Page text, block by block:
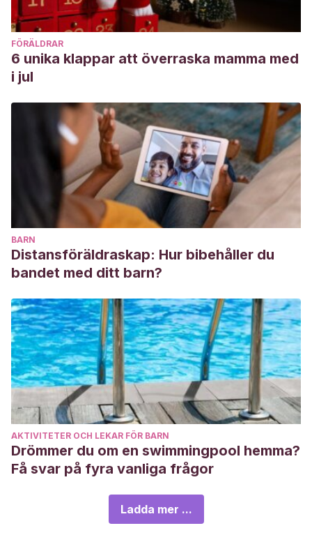
FÖRÄLDRAR
6 unika klappar att överraska mamma med
i jul
BARN
Distansföräldraskap: Hur bibehåller du
bandet med ditt barn?
AKTIVITETER OCH LEKAR FÖR BARN
Drömmer du om en swimmingpool hemma?
Få svar på fyra vanliga frågor
Ladda mer ...